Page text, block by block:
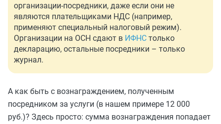
организации-посредники, даже если они не
являются плательщиками НДС (например,
применяют специальный налоговый режим).
Организации на ОСН сдают в ИФНС только
декларацию, остальные посредники – только
журнал.
А как быть с вознаграждением, полученным
посредником за услуги (в нашем примере 12 000
руб.)? Здесь просто: сумма вознаграждения попадает